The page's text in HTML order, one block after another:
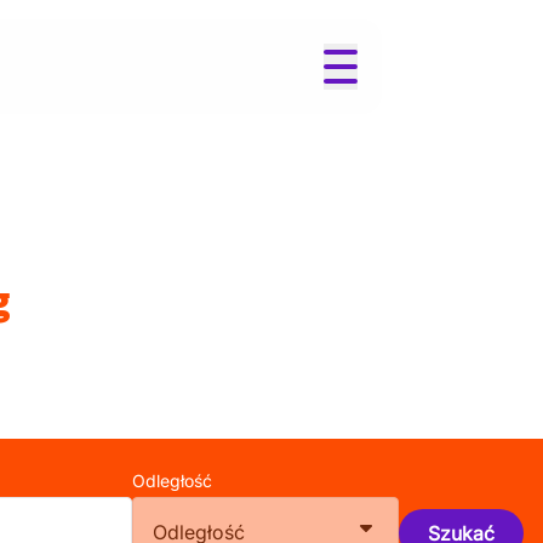
Odległość
Odległość Szukać